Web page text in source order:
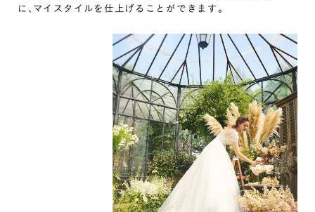
に､マイスタイルを仕上げることができます｡